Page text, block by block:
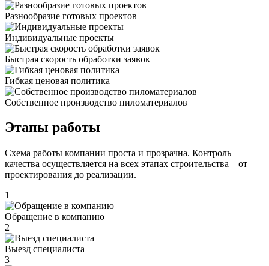
Разнообразие готовых проектов
Индивидуальные проекты
Быстрая скорость обработки заявок
Гибкая ценовая политика
Cобственное производство пиломатериалов
Этапы работы
Схема работы компании проста и прозрачна. Контроль
качества осуществляется на всех этапах строительства – от
проектирования до реализации.
1
Обращение в компанию
2
Выезд специалиста
3